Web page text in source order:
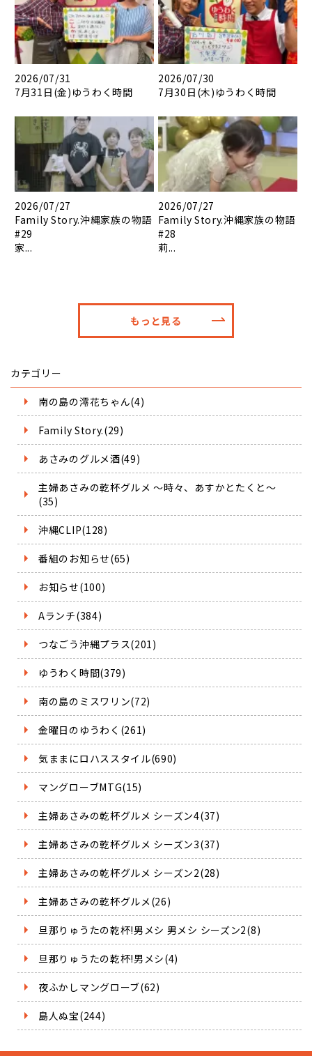
2026/07/31
7月31日(金)ゆうわく時間
2026/07/30
7月30日(木)ゆうわく時間
2026/07/27
Family Story.沖縄家族の物語
#29
家...
2026/07/27
Family Story.沖縄家族の物語
#28
莉...
もっと見る
カテゴリー
南の島の澪花ちゃん(4)
Family Story.(29)
あさみのグルメ酒(49)
主婦あさみの乾杯グルメ ～時々、あすかとたくと～
(35)
沖縄CLIP(128)
番組のお知らせ(65)
お知らせ(100)
Aランチ(384)
つなごう沖縄プラス(201)
ゆうわく時間(379)
南の島のミスワリン(72)
金曜日のゆうわく(261)
気ままにロハススタイル(690)
マングローブMTG(15)
主婦あさみの乾杯グルメ シーズン4(37)
主婦あさみの乾杯グルメ シーズン3(37)
主婦あさみの乾杯グルメ シーズン2(28)
主婦あさみの乾杯グルメ(26)
旦那りゅうたの乾杯!男メシ 男メシ シーズン2(8)
旦那りゅうたの乾杯!男メシ(4)
夜ふかしマングローブ(62)
島人ぬ宝(244)